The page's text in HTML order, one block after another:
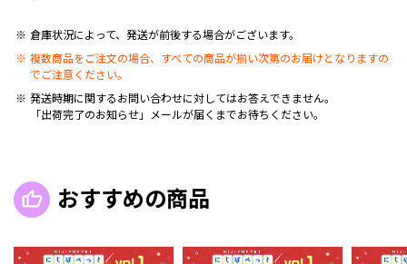
倉庫状況によって、発送が前後する場合がございます。
複数商品をご注文の場合、すべての商品が揃い次第のお届けとなりますの
でご注意ください。
発送時期に関するお問い合わせに対してはお答えできません。
「出荷完了のお知らせ」メールが届くまでお待ちください。
おすすめの商品